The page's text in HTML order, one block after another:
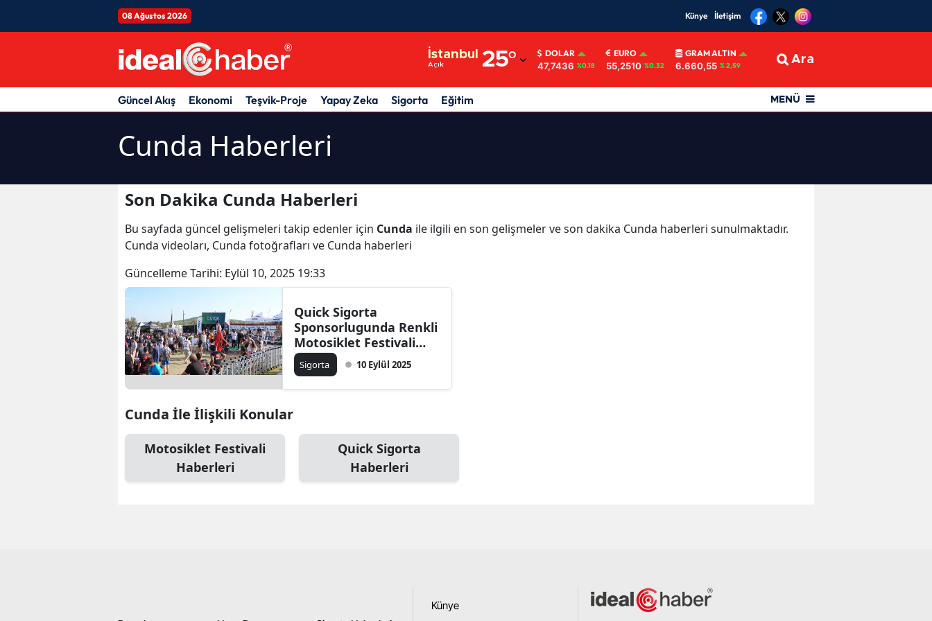
08 Ağustos 2026 Künye İletişim
İstanbul
Açık 25°
Adıyaman
Afyonkarahisar
Ankara
Burdur
Diyarbakır
DOLAR
47,7436 %0.18
EURO
55,2510 %0.32
GRAM ALTIN
6.660,55 % 2,59 Ara
Güncel Akış Ekonomi Teşvik-Proje Yapay Zeka Sigorta Eğitim MENÜ
Cunda Haberleri
Son Dakika Cunda Haberleri
Bu sayfada güncel gelişmeleri takip edenler için Cunda ile ilgili en son gelişmeler ve son dakika Cunda haberleri sunulmaktadır.
Cunda videoları, Cunda fotoğrafları ve Cunda haberleri
Güncelleme Tarihi: Eylül 10, 2025 19:33
Quick Sigorta
Sponsorlugunda Renkli
Motosiklet Festivali
Düzenlendi
Sigorta 10 Eylül 2025
Cunda İle İlişkili Konular
Motosiklet Festivali
Haberleri
Quick Sigorta
Haberleri
Künye